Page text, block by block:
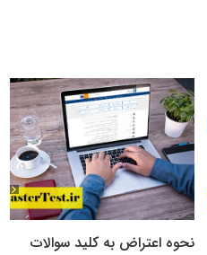
نحوه اعتراض به کلید سوالات